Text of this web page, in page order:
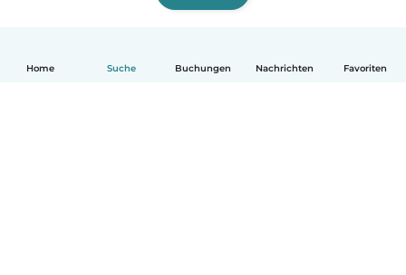
Home Suche Buchungen Nachrichten Favoriten